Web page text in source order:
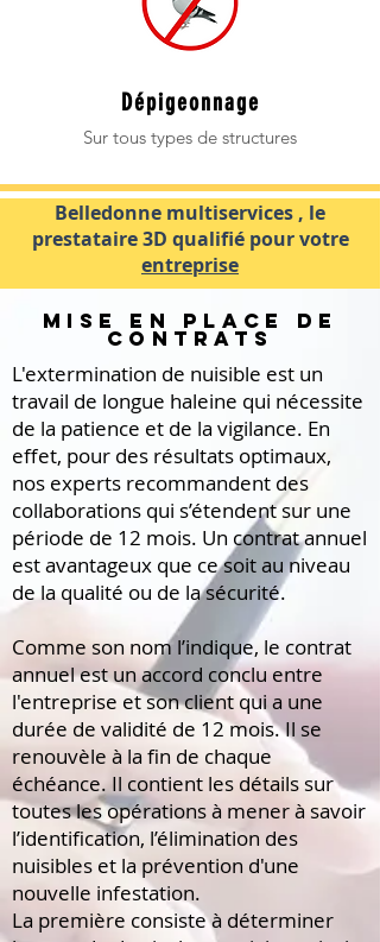
Dépigeonnage
Sur tous types de structures
Belledonne multiservices , le
prestataire 3D qualifié pour votre
entreprise
Mise en place de
contrats
L'extermination de nuisible est un
travail de longue haleine qui nécessite
de la patience et de la vigilance. En
effet, pour des résultats optimaux,
nos experts recommandent des
collaborations qui s’étendent sur une
période de 12 mois. Un contrat annuel
est avantageux que ce soit au niveau
de la qualité ou de la sécurité.
Comme son nom l’indique, le contrat
annuel est un accord conclu entre
l'entreprise et son client qui a une
durée de validité de 12 mois. Il se
renouvèle à la fin de chaque
échéance. Il contient les détails sur
toutes les opérations à mener à savoir
l’identification, l’élimination des
nuisibles et la prévention d'une
nouvelle infestation.
La première consiste à déterminer